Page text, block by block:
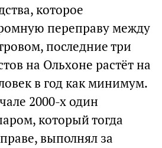
которое
переправу между
последние три
на Ольхоне растёт на
в год как минимум.
2000-х один
который тогда
выполнял за